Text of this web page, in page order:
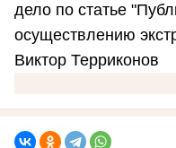
дело по статье
осуществлению
Виктор Терриконов